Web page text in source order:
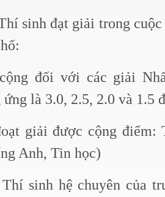
sinh đạt giải trong
đối với các giải
là 3.0, 2.5, 2.0 và 1.5
giải được cộng điểm:
Anh, Tin học)
sinh hệ chuyên của